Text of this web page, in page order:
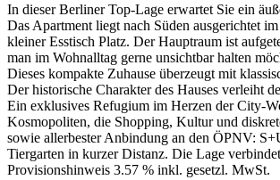
In dieser Berliner Top-Lage erwartet Sie ein
Das Apartment liegt nach Süden ausgerichtet
kleiner Esstisch Platz. Der Hauptraum ist
man im Wohnalltag gerne unsichtbar halten
Dieses kompakte Zuhause überzeugt mit
Der historische Charakter des Hauses verleiht
Ein exklusives Refugium im Herzen der City-
Kosmopoliten, die Shopping, Kultur und
sowie allerbester Anbindung an den ÖPNV:
Tiergarten in kurzer Distanz. Die Lage
Provisionshinweis 3.57 % inkl. gesetzl. MwSt.